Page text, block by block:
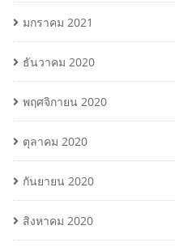
มกราคม 2021
ธันวาคม 2020
พฤศจิกายน 2020
ตุลาคม 2020
กันยายน 2020
สิงหาคม 2020